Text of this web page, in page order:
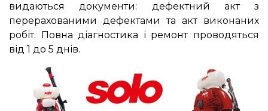
видаються документи: дефектний акт з
перерахованими дефектами та акт виконаних
робіт. Повна діагностика і ремонт проводяться
від 1 до 5 днів.